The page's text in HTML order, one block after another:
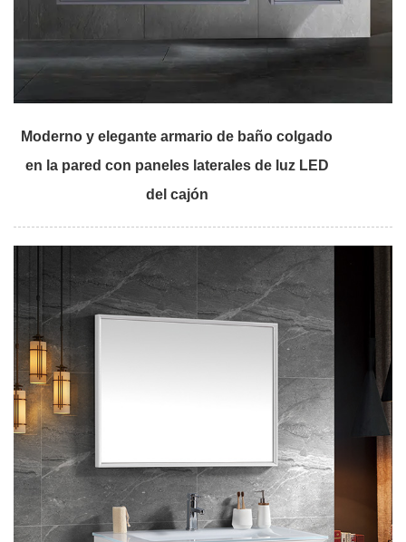
Moderno y elegante armario de baño colgado
en la pared con paneles laterales de luz LED
del cajón